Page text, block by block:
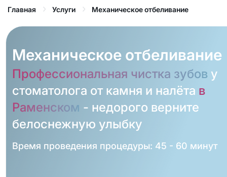
Главная Услуги Механическое отбеливание
Механическое отбеливание
Профессиональная чистка зубову
стоматолога от камня и налёта в
Раменском - недорого верните
белоснежную улыбку
Время проведения процедуры: 45 - 60 минут